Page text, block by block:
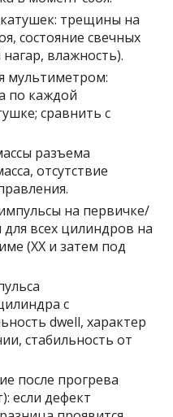
трещины на
состояние свечных
влажность).
мультиметром:
по каждой
сравнить с
разъема
отсутствие
на первичке/
всех цилиндров на
(ХХ и затем под
с
dwell, характер
стабильность от
после прогрева
если дефект